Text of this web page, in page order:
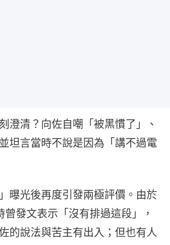
澄清？向佐自嘲「被黑慣了」、
坦言當時不說是因為「講不過電
曝光後再度引發兩極評價。由於
發文表示「沒有排過這段」，
的說法與苦主有出入；但也有人